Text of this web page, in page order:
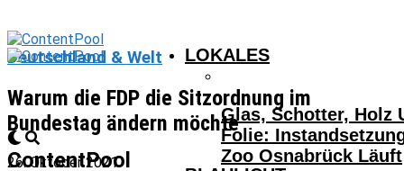
ContentPool
LOKALES
Glas, Schotter, Holz
Folie:
Zoo Osnabrück Läuft
Deutschland & Welt
Warum die FDP die Sitzordnung im
Bundestag ändern möchte
26. Oktober 2021